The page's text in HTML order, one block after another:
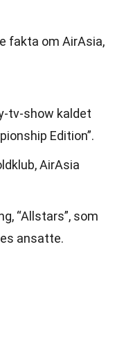
fakta om AirAsia,
tv-show kaldet
Edition”.
AirAsia
“Allstars”, som
ansatte.